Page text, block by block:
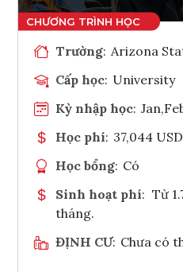
Trường: Arizona
Cấp học: University
Kỳ nhập học:
Học phí: 37,044 USD
Học bổng: Có
Sinh hoạt phí: Từ
tháng.
ĐỊNH CƯ: Chưa có